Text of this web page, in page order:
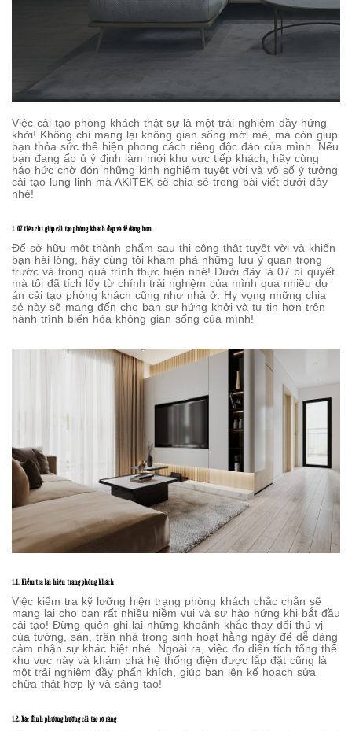
Việc cải tạo phòng khách thật sự là một trải nghiệm đầy hứng
khởi! Không chỉ mang lại không gian sống mới mẻ, mà còn giúp
bạn thỏa sức thể hiện phong cách riêng độc đáo của mình. Nếu
bạn đang ấp ủ ý định làm mới khu vực tiếp khách, hãy cùng
háo hức chờ đón những kinh nghiệm tuyệt vời và vô số ý tưởng
cải tạo lung linh mà AKITEK sẽ chia sẻ trong bài viết dưới đây
nhé!
1. 07 tiêu chí giúp cải tạo phòng khách đẹp và dễ dàng hơn
Để sở hữu một thành phẩm sau thi công thật tuyệt vời và khiến
bạn hài lòng, hãy cùng tôi khám phá những lưu ý quan trọng
trước và trong quá trình thực hiện nhé! Dưới đây là 07 bí quyết
mà tôi đã tích lũy từ chính trải nghiệm của mình qua nhiều dự
án cải tạo phòng khách cũng như nhà ở. Hy vọng những chia
sẻ này sẽ mang đến cho bạn sự hứng khởi và tự tin hơn trên
hành trình biến hóa không gian sống của mình!
1.1. Kiểm tra lại hiện trạng phòng khách
Việc kiểm tra kỹ lưỡng hiện trạng phòng khách chắc chắn sẽ
mang lại cho bạn rất nhiều niềm vui và sự hào hứng khi bắt đầu
cải tạo! Đừng quên ghi lại những khoảnh khắc thay đổi thú vị
của tường, sàn, trần nhà trong sinh hoạt hằng ngày để dễ dàng
cảm nhận sự khác biệt nhé. Ngoài ra, việc đo diện tích tổng thể
khu vực này và khám phá hệ thống điện được lắp đặt cũng là
một trải nghiệm đầy phấn khích, giúp bạn lên kế hoạch sửa
chữa thật hợp lý và sáng tạo!
1.2. Xác định phương hướng cải tạo rõ ràng